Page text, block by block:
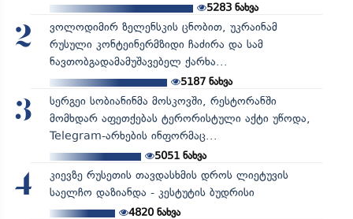
5283 ნახვა
2
ვოლოდიმირ ზელენსკის ცნობით, უკრაინამ
რუსული კონტეინერმზიდი ჩაძირა და სამ
ნავთობგადამამუშავებელ ქარხა...
5187ნახვა
3
სერგეი სობიანინმა მოსკოვში, რესტორანში
მომხდარ აფეთქებას ტერორისტული აქტი უწოდა,
Telegram-არხების ინფორმაც...
5051ნახვა
4
კიევზე რუსეთის თავდასხმის დროს ლიეტუვის
საელჩო დაზიანდა - კესტუტის ბუდრისი
4820ნახვა